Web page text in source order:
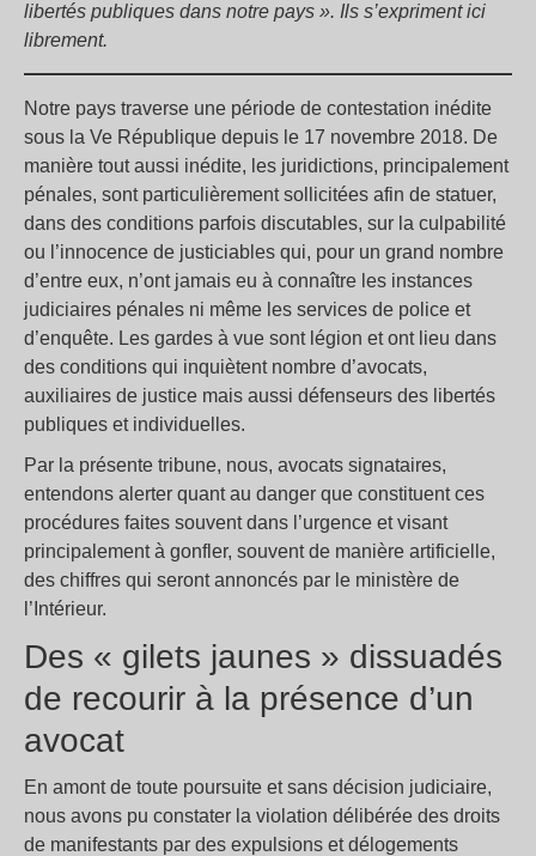
libertés publiques dans notre pays ». Ils s’expriment ici
librement.
Notre pays traverse une période de contestation inédite
sous la Ve République depuis le 17 novembre 2018. De
manière tout aussi inédite, les juridictions, principalement
pénales, sont particulièrement sollicitées afin de statuer,
dans des conditions parfois discutables, sur la culpabilité
ou l’innocence de justiciables qui, pour un grand nombre
d’entre eux, n’ont jamais eu à connaître les instances
judiciaires pénales ni même les services de police et
d’enquête. Les gardes à vue sont légion et ont lieu dans
des conditions qui inquiètent nombre d’avocats,
auxiliaires de justice mais aussi défenseurs des libertés
publiques et individuelles.
Par la présente tribune, nous, avocats signataires,
entendons alerter quant au danger que constituent ces
procédures faites souvent dans l’urgence et visant
principalement à gonfler, souvent de manière artificielle,
des chiffres qui seront annoncés par le ministère de
l’Intérieur.
Des « gilets jaunes » dissuadés
de recourir à la présence d’un
avocat
En amont de toute poursuite et sans décision judiciaire,
nous avons pu constater la violation délibérée des droits
de manifestants par des expulsions et délogements